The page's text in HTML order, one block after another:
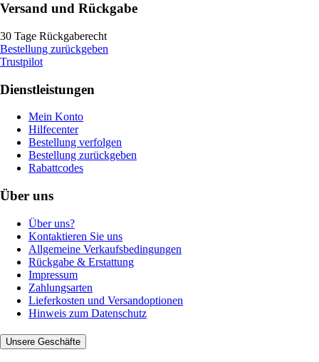
Versand und Rückgabe
30 Tage Rückgaberecht
Bestellung zurückgeben
Trustpilot
Dienstleistungen
Mein Konto
Hilfecenter
Bestellung verfolgen
Bestellung zurückgeben
Rabattcodes
Über uns
Über uns?
Kontaktieren Sie uns
Allgemeine Verkaufsbedingungen
Rückgabe & Erstattung
Impressum
Zahlungsarten
Lieferkosten und Versandoptionen
Hinweis zum Datenschutz
Unsere Geschäfte